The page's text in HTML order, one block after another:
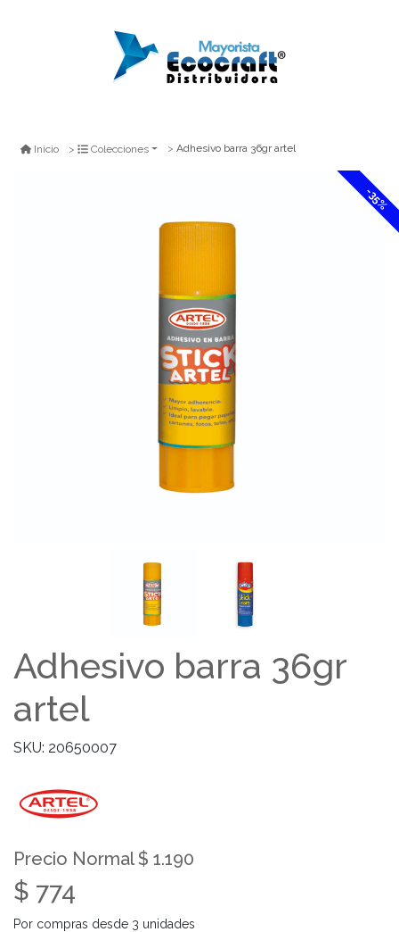
Inicio Colecciones Adhesivo barra 36gr artel
-35%
Adhesivo barra 36gr
artel
SKU: 20650007
Precio Normal $ 1.190
$ 774
Por compras desde 3 unidades